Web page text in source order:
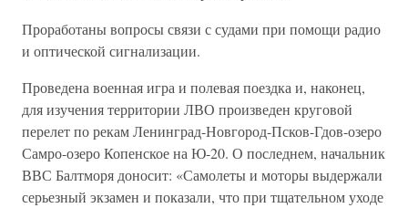
Проработаны вопросы связи с судами при помощи радио
и оптической сигнализации.
Проведена военная игра и полевая поездка и, наконец,
для изучения территории ЛВО произведен круговой
перелет по рекам Ленинград-Новгород-Псков-Гдов-озеро
Самро-озеро Копенское на Ю-20. О последнем, начальник
ВВС Балтморя доносит: «Самолеты и моторы выдержали
серьезный экзамен и показали, что при тщательном уходе